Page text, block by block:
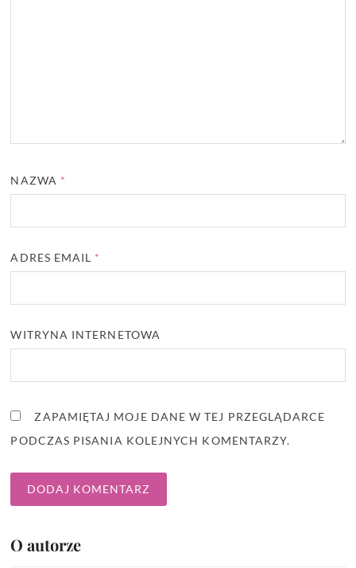
NAZWA *
ADRES EMAIL *
WITRYNA INTERNETOWA
ZAPAMIĘTAJ MOJE DANE W TEJ PRZEGLĄDARCE
PODCZAS PISANIA KOLEJNYCH KOMENTARZY.
O autorze